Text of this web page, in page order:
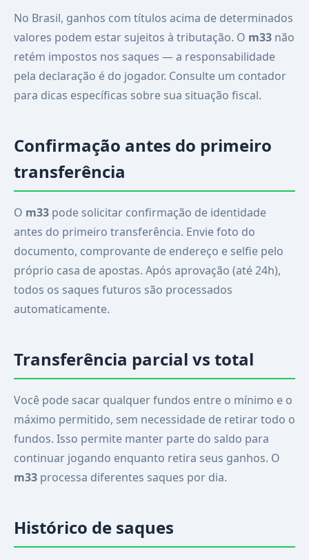
No Brasil, ganhos com títulos acima de determinados
valores podem estar sujeitos à tributação. O m33 não
retém impostos nos saques — a responsabilidade
pela declaração é do jogador. Consulte um contador
para dicas específicas sobre sua situação fiscal.
Confirmação antes do primeiro
transferência
O m33 pode solicitar confirmação de identidade
antes do primeiro transferência. Envie foto do
documento, comprovante de endereço e selfie pelo
próprio casa de apostas. Após aprovação (até 24h),
todos os saques futuros são processados
automaticamente.
Transferência parcial vs total
Você pode sacar qualquer fundos entre o mínimo e o
máximo permitido, sem necessidade de retirar todo o
fundos. Isso permite manter parte do saldo para
continuar jogando enquanto retira seus ganhos. O
m33 processa diferentes saques por dia.
Histórico de saques